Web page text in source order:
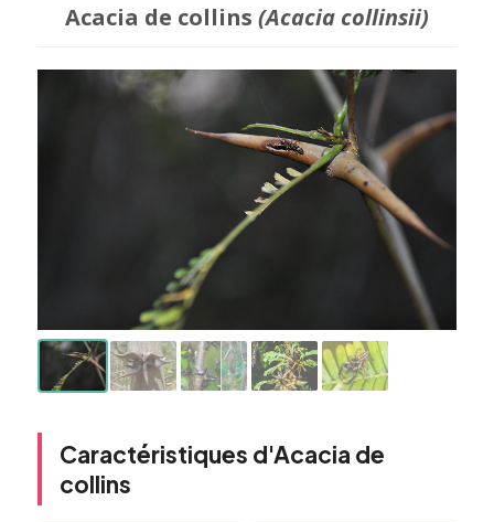
Acacia de collins (Acacia collinsii)
Caractéristiques d'Acacia de
collins